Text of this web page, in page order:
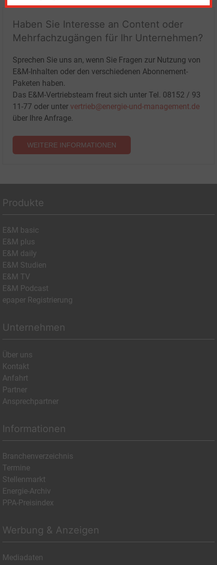
Haben Sie Interesse an Content oder
Mehrfachzugängen für Ihr Unternehmen?
Sprechen Sie uns an, wenn Sie Fragen zur Nutzung von
E&M-Inhalten oder den verschiedenen Abonnement-
Paketen haben.
Das E&M-Vertriebsteam freut sich unter Tel. 08152 / 93
11-77 oder unter vertrieb@energie-und-management.de
über Ihre Anfrage.
WEITERE INFORMATIONEN
Produkte
E&M basic
E&M plus
E&M daily
E&M Studien
E&M TV
E&M Podcast
epaper Registrierung
Unternehmen
Über uns
Kontakt
Anfahrt
Partner
Ansprechpartner
Informationen
Branchenverzeichnis
Termine
Stellenmarkt
Energie-Archiv
PPA-Preisindex
Werbung & Anzeigen
Mediadaten